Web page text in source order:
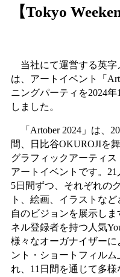
【Tokyo
当社にて運営する英字
は、アートイベント「
ニングパーティを2024
しました。
「Artober 2024」は、
間、日比谷OKUROJIを
グラフィックアーティ
アートイベントです。21
5日間ずつ、それぞれの
ト、絵画、イラストな
自のビジョンを展示し
ネル登録者を持つ人気
様々なオーガナイザー
ント・ショートフィル
れ、11日間を通じて多